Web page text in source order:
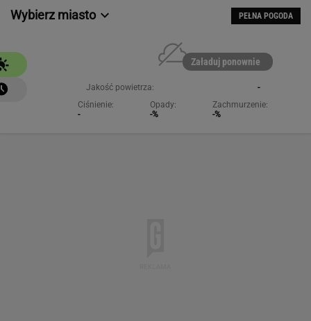
Wybierz miasto PEŁNA POGODA
Załaduj ponownie
Jakość powietrza:
-
Ciśnienie:
-
Opady:
-%
Zachmurzenie:
-%